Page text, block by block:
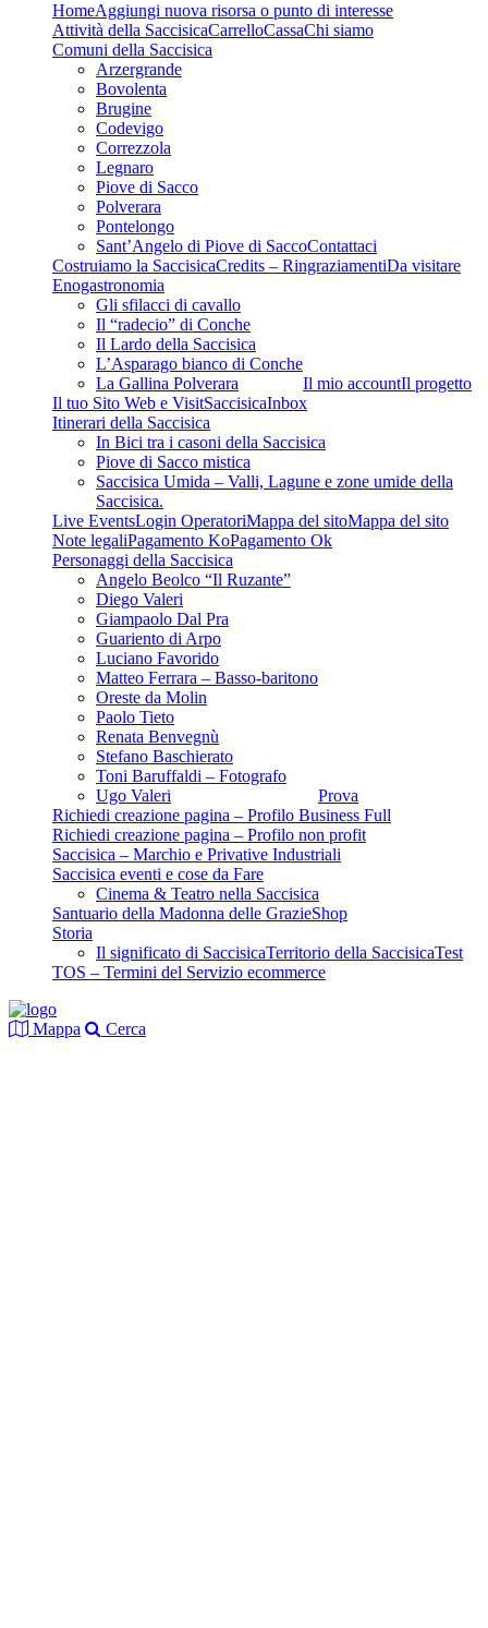
HomeAggiungi nuova risorsa o punto di interesse
Attività della SaccisicaCarrelloCassaChi siamo
Comuni della Saccisica
Arzergrande
Bovolenta
Brugine
Codevigo
Correzzola
Legnaro
Piove di Sacco
Polverara
Pontelongo
Sant’Angelo di Piove di SaccoContattaci
Costruiamo la SaccisicaCredits – RingraziamentiDa visitare
Enogastronomia
Gli sfilacci di cavallo
Il “radecio” di Conche
Il Lardo della Saccisica
L’Asparago bianco di Conche
La Gallina Polverara
Il mio accountIl progetto
Il tuo Sito Web e VisitSaccisicaInbox
Itinerari della Saccisica
In Bici tra i casoni della Saccisica
Piove di Sacco mistica
Saccisica Umida – Valli, Lagune e zone umide della
Saccisica.
Live EventsLogin OperatoriMappa del sitoMappa del sito
Note legaliPagamento KoPagamento Ok
Personaggi della Saccisica
Angelo Beolco “Il Ruzante”
Diego Valeri
Giampaolo Dal Pra
Guariento di Arpo
Luciano Favorido
Matteo Ferrara – Basso-baritono
Oreste da Molin
Paolo Tieto
Renata Benvegnù
Stefano Baschierato
Toni Baruffaldi – Fotografo
Ugo Valeri
Prova
Richiedi creazione pagina – Profilo Business Full
Richiedi creazione pagina – Profilo non profit
Saccisica – Marchio e Privative Industriali
Saccisica eventi e cose da Fare
Cinema & Teatro nella Saccisica
Santuario della Madonna delle GrazieShop
Storia
Il significato di SaccisicaTerritorio della SaccisicaTest
TOS – Termini del Servizio ecommerce
Mappa Cerca